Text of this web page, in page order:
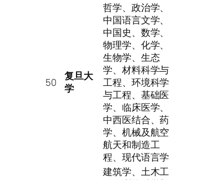
50
复旦大
学
哲学、政治学、
中国语言文学、
中国史、数学、
物理学、化学、
生物学、生态
学、材料科学与
工程、环境科学
与工程、基础医
学、临床医学、
中西医结合、药
学、机械及航空
航天和制造工
程、现代语言学
建筑学、土木工